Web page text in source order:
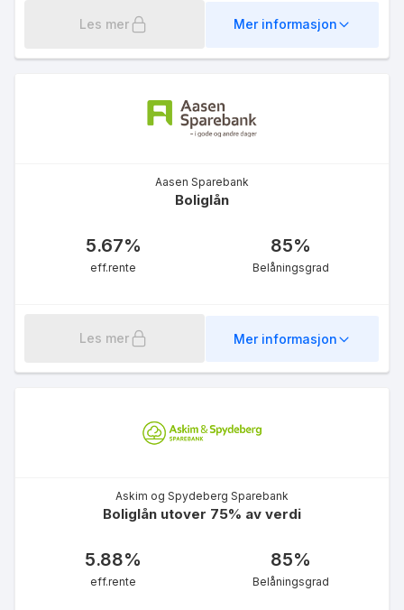
Boliglån
Rammelån
eff.rente
Les mer Mer informasjon
Aasen Sparebank
Boliglån
5.67%
eff.rente
85%
Belåningsgrad
Les mer Mer informasjon
Askim og Spydeberg Sparebank
Boliglån utover 75% av verdi
5.88%
eff.rente
85%
Belåningsgrad